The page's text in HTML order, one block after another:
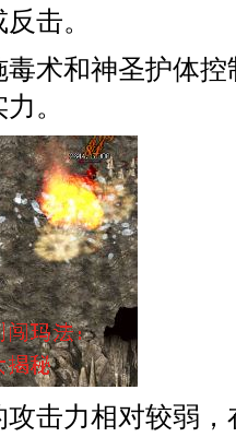
击。
术和神圣护体
。
击力相对较弱